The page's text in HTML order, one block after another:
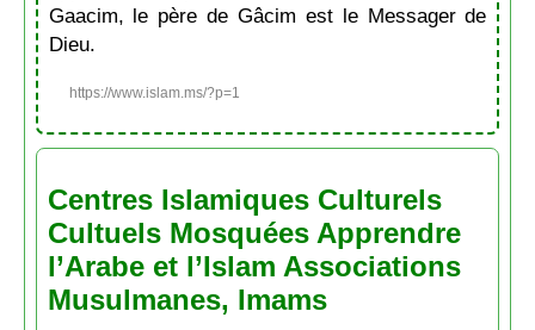
Gaacim, le père de Gâcim est le Messager de
Dieu.
https://www.islam.ms/?p=1
Centres Islamiques Culturels
Cultuels Mosquées Apprendre
l’Arabe et l’Islam Associations
Musulmanes, Imams